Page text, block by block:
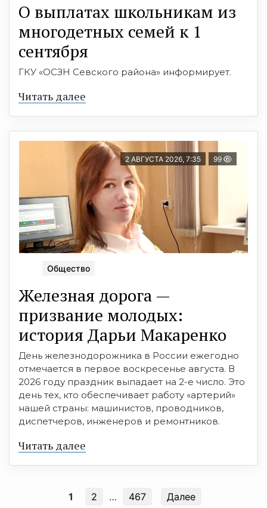
О выплатах школьникам из
многодетных семей к 1
сентября
ГКУ «ОСЗН Севского района» информирует.
Читать далее
2 АВГУСТА 2026, 7:35 99
Общество
Железная дорога —
призвание молодых:
история Дарьи Макаренко
День железнодорожника в России ежегодно
отмечается в первое воскресенье августа. В
2026 году праздник выпадает на 2-е число. Это
день тех, кто обеспечивает работу «артерий»
нашей страны: машинистов, проводников,
диспетчеров, инженеров и ремонтников.
Читать далее
1 2 … 467 Далее